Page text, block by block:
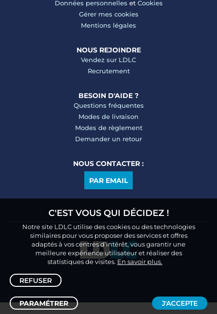
Données personnelles et Cookies
Gérer mes cookies
Mentions légales
NOUS REJOINDRE
Vendez sur LDLC
Recrutement
BESOIN D'AIDE ?
Questions fréquentes
Modes de livraison
Modes de règlement
Demander un retour
NOUS CONTACTER :
PAR EMAIL
C'EST VOUS QUI DÉCIDEZ !
Notre site LDLC utilise des cookies ou des technologies
similaires pour vous proposer des services et offres
adaptés à vos centres d’intérêt, vous garantir une
meilleure expérience utilisateur et réaliser des
statistiques de visites. En savoir plus.
REFUSER
PARAMÉTRER J'ACCEPTE